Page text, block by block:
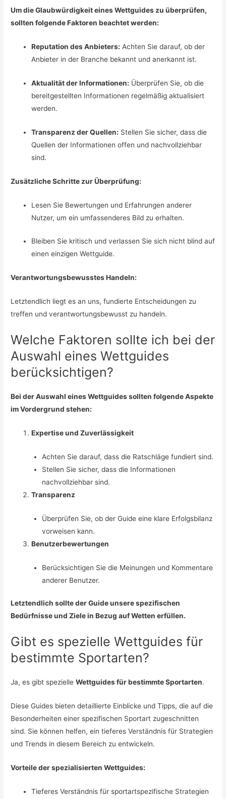
Um die Glaubwürdigkeit eines Wettguides zu überprüfen,
sollten folgende Faktoren beachtet werden:
Reputation des Anbieters: Achten Sie darauf, ob der
Anbieter in der Branche bekannt und anerkannt ist.
Aktualität der Informationen: Überprüfen Sie, ob die
bereitgestellten Informationen regelmäßig aktualisiert
werden.
Transparenz der Quellen: Stellen Sie sicher, dass die
Quellen der Informationen offen und nachvollziehbar
sind.
Zusätzliche Schritte zur Überprüfung:
Lesen Sie Bewertungen und Erfahrungen anderer
Nutzer, um ein umfassenderes Bild zu erhalten.
Bleiben Sie kritisch und verlassen Sie sich nicht blind auf
einen einzigen Wettguide.
Verantwortungsbewusstes Handeln:
Letztendlich liegt es an uns, fundierte Entscheidungen zu
treffen und verantwortungsbewusst zu handeln.
Welche Faktoren sollte ich bei der
Auswahl eines Wettguides
berücksichtigen?
Bei der Auswahl eines Wettguides sollten folgende Aspekte
im Vordergrund stehen:
Expertise und Zuverlässigkeit
Achten Sie darauf, dass die Ratschläge fundiert sind.
Stellen Sie sicher, dass die Informationen
nachvollziehbar sind.
Transparenz
Überprüfen Sie, ob der Guide eine klare Erfolgsbilanz
vorweisen kann.
Benutzerbewertungen
Berücksichtigen Sie die Meinungen und Kommentare
anderer Benutzer.
Letztendlich sollte der Guide unsere spezifischen
Bedürfnisse und Ziele in Bezug auf Wetten erfüllen.
Gibt es spezielle Wettguides für
bestimmte Sportarten?
Ja, es gibt spezielleWettguides für bestimmte Sportarten.
Diese Guides bieten detaillierte Einblicke und Tipps, die auf die
Besonderheiten einer spezifischen Sportart zugeschnitten
sind. Sie können helfen, ein tieferes Verständnis für Strategien
und Trends in diesem Bereich zu entwickeln.
Vorteile der spezialisierten Wettguides:
Tieferes Verständnis für sportartspezifische Strategien